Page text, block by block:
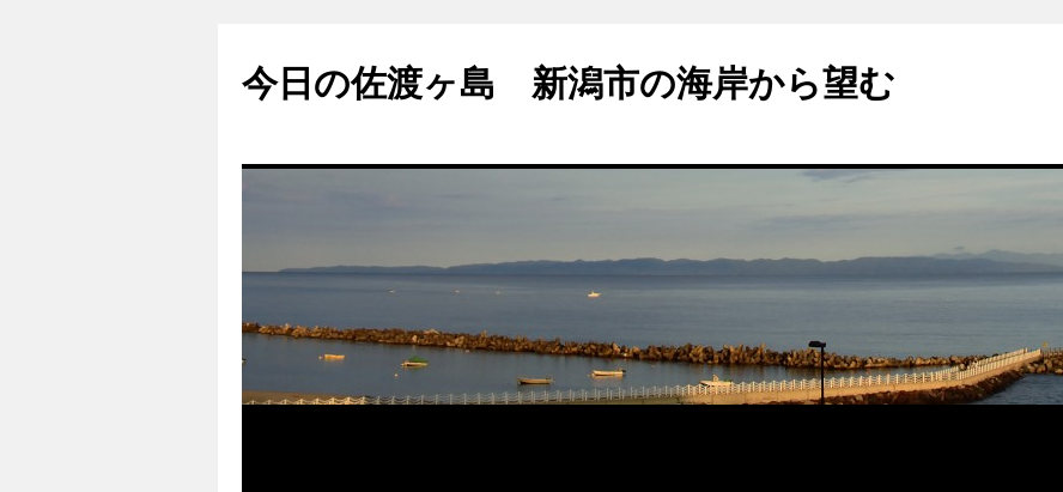
テ
ス
今日の佐渡ヶ島 新潟市の海岸から望む